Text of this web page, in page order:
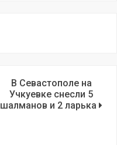
В Севастополе на
Учкуевке снесли 5
шалманов и 2 ларька